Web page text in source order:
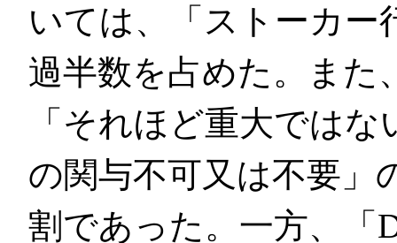
いては、「ストーカー
過半数を占めた。また
「それほど重大では
の関与不可又は不要」
割であった。一方、「